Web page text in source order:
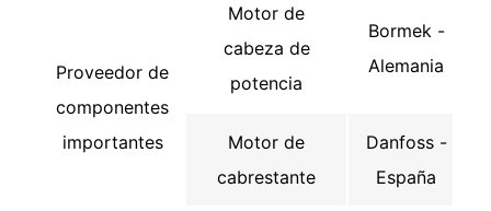
Proveedor de
componentes
importantes
Motor de
cabeza de
potencia
Bormek -
Alemania
Motor de
cabrestante
Danfoss -
España